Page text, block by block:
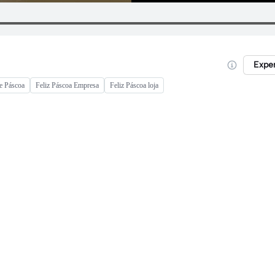
Páscoa Feliz Páscoa Empresa Feliz Páscoa loja